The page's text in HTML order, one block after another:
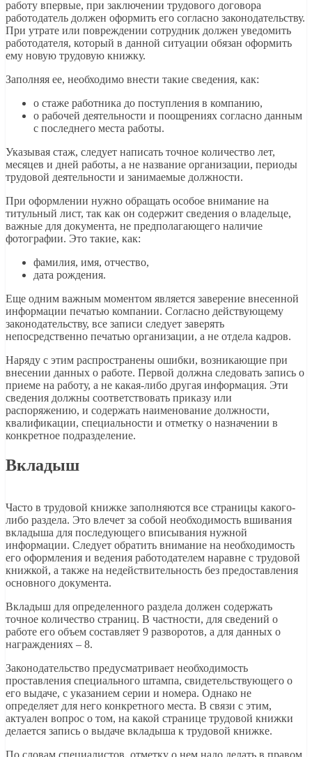
работу впервые, при заключении трудового договора
работодатель должен оформить его согласно законодательству.
При утрате или повреждении сотрудник должен уведомить
работодателя, который в данной ситуации обязан оформить
ему новую трудовую книжку.
Заполняя ее, необходимо внести такие сведения, как:
о стаже работника до поступления в компанию,
о рабочей деятельности и поощрениях согласно данным
с последнего места работы.
Указывая стаж, следует написать точное количество лет,
месяцев и дней работы, а не название организации, периоды
трудовой деятельности и занимаемые должности.
При оформлении нужно обращать особое внимание на
титульный лист, так как он содержит сведения о владельце,
важные для документа, не предполагающего наличие
фотографии. Это такие, как:
фамилия, имя, отчество,
дата рождения.
Еще одним важным моментом является заверение внесенной
информации печатью компании. Согласно действующему
законодательству, все записи следует заверять
непосредственно печатью организации, а не отдела кадров.
Наряду с этим распространены ошибки, возникающие при
внесении данных о работе. Первой должна следовать запись о
приеме на работу, а не какая-либо другая информация. Эти
сведения должны соответствовать приказу или
распоряжению, и содержать наименование должности,
квалификации, специальности и отметку о назначении в
конкретное подразделение.
Вкладыш
Часто в трудовой книжке заполняются все страницы какого-
либо раздела. Это влечет за собой необходимость вшивания
вкладыша для последующего вписывания нужной
информации. Следует обратить внимание на необходимость
его оформления и ведения работодателем наравне с трудовой
книжкой, а также на недействительность без предоставления
основного документа.
Вкладыш для определенного раздела должен содержать
точное количество страниц. В частности, для сведений о
работе его объем составляет 9 разворотов, а для данных о
награждениях – 8.
Законодательство предусматривает необходимость
проставления специального штампа, свидетельствующего о
его выдаче, с указанием серии и номера. Однако не
определяет для него конкретного места. В связи с этим,
актуален вопрос о том, на какой странице трудовой книжки
делается запись о выдаче вкладыша к трудовой книжке.